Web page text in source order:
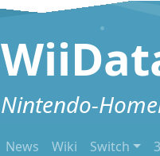
Nintendo-
News Wiki Switch